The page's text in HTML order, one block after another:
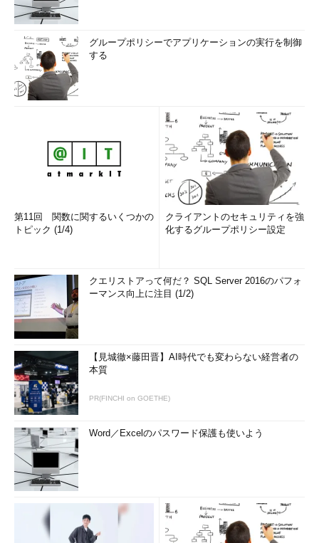
グループポリシーでアプリケーションの実行を制御
する
第11回 関数に関するいくつかの
トピック (1/4)
クライアントのセキュリティを強
化するグループポリシー設定
クエリストアって何だ？ SQL Server 2016のパフォ
ーマンス向上に注目 (1/2)
【見城徹×藤田晋】AI時代でも変わらない経営者の
本質
PR(FINCHI on GOETHE)
Word／Excelのパスワード保護も使いよう